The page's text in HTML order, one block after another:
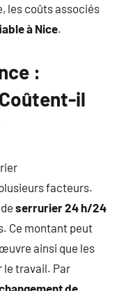
les coûts associés
à Nice.
:
il
facteurs.
serrurier 24 h/24
Ce montant peut
ainsi que les
le travail. Par
de